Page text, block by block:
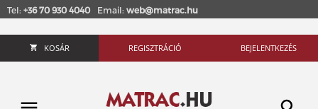
Tel: +36 70 930 4040 Email: web@matrac.hu
KOSÁR REGISZTRÁCIÓ BEJELENTKEZÉS